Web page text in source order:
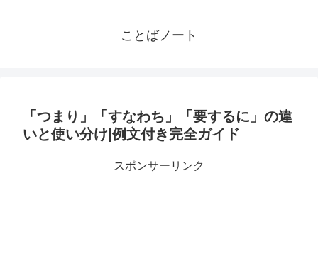
ことばノート
「つまり」「すなわち」「要するに」の違
いと使い分け|例文付き完全ガイド
スポンサーリンク